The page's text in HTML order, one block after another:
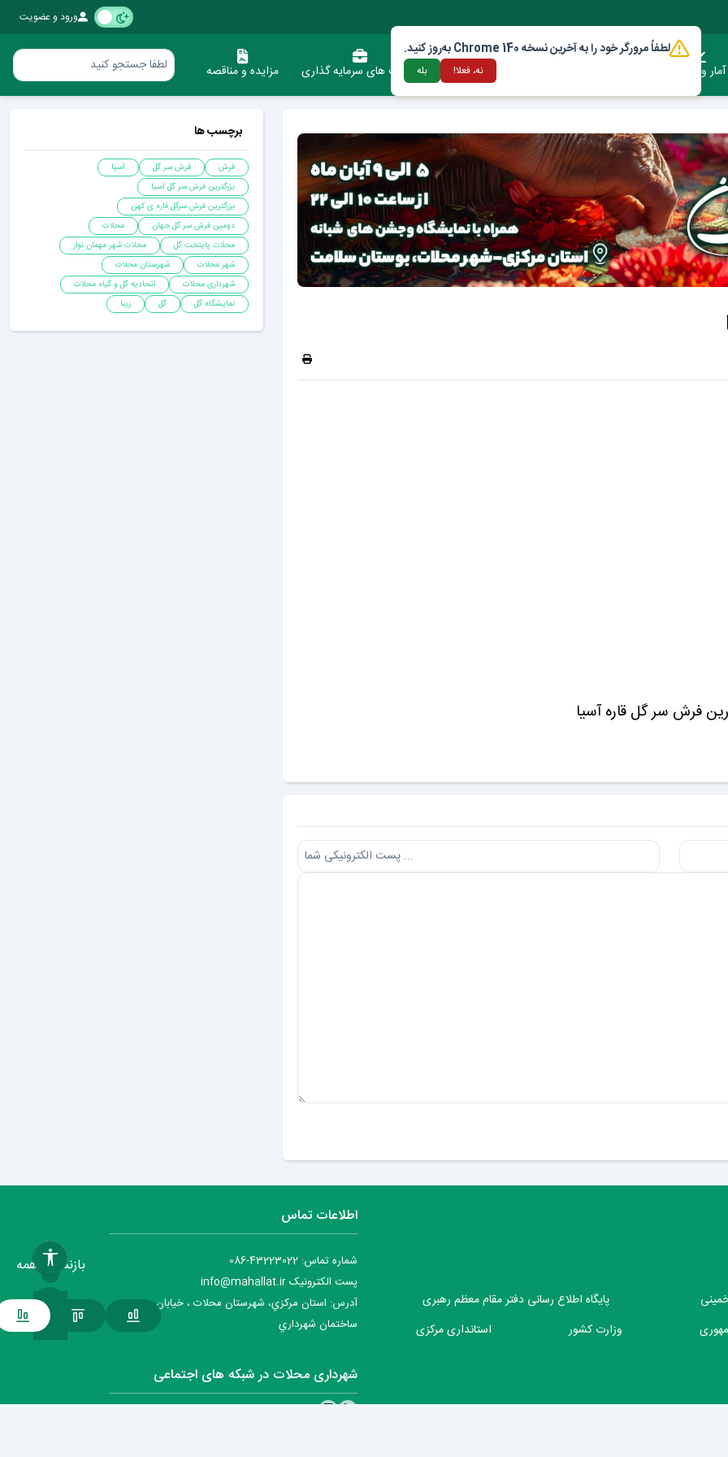
ورود و عضویت
آمار وعملکرد ارتباط با شهرداری فرصت های سرمایه گذاری مزایده و مناقصه
فرش سر گل قاره آسیا
برچسب ها
فرش فرش سر گل
آسیا
بزرگترین فرش سر گل آسیا
بزرگترین فرش سرگل قاره ی کهن
دومین فرش سر گل جهان
محلات
محلات پایتخت گل
محلات شهر مهمان نوار
شهر محلات
شهرستان محلات
شهرداری محلات
اتحادیه گل و گیاه محلات
نمایشگاه گل
گل زیبا
پایگاه اطلاع رسانی دفتر مقام معظم رهبری
وزارت کشور استانداری مرکزی
اطلاعات تماس
شماره تماس: 43223022-086
پست الکترونیک info@mahallat.ir
آدرس: استان مرکزي، شهرستان محلات ‌‌‌، خيابان جمهوري ،
ساختمان شهرداري
شهرداری محلات در شبکه های اجتماعی
لطفاً مرورگر خود را به آخرین نسخه Chrome 140 به‌روز کنید.
نه، فعلا! بله
بازنشانی همه